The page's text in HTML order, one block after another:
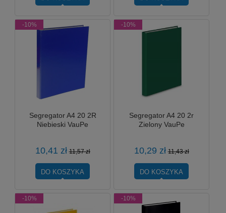
Segregator A4 20 2R
Niebieski VauPe
10,41 zł 11,57 zł
DO KOSZYKA
-10%
Segregator A4 20 2r
Zielony VauPe
10,29 zł 11,43 zł
DO KOSZYKA
-10%
-10% -10%